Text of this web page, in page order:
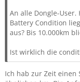
An alle Dongle-
Battery Condition
aus? Bis 10.000km
Ist wirklich die
Ich hab zur Zeit einen